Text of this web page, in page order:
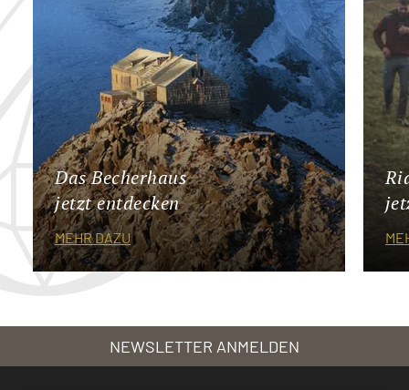
Das Becherhaus
jetzt entdecken
MEHR DAZU
NEWSLETTER ANMELDEN